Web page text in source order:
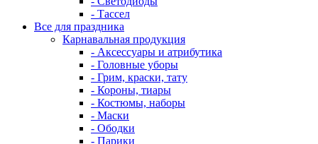
- Тассел
Все для праздника
Карнавальная продукция
- Аксессуары и атрибутика
- Головные уборы
- Грим, краски, тату
- Короны, тиары
- Костюмы, наборы
- Маски
- Ободки
- Парики